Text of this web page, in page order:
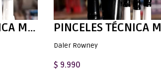
PINCELES TÉCNICA MIXTA DALER ROWNEY GRADUATE - SET TÉCNICAS HÚMEDAS
Daler Rowney
$ 9.990